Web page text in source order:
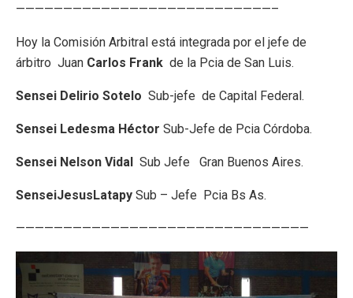
———————————————————————————–
Hoy la Comisión Arbitral está integrada por el jefe de
árbitro Juan Carlos Frank de la Pcia de San Luis.
Sensei Delirio Sotelo Sub-jefe de Capital Federal.
Sensei Ledesma Héctor Sub-Jefe de Pcia Córdoba.
Sensei Nelson Vidal Sub Jefe Gran Buenos Aires.
SenseiJesusLatapy Sub – Jefe Pcia Bs As.
———————————————————————————————